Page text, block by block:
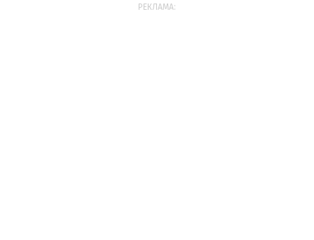
РЕКЛАМА: